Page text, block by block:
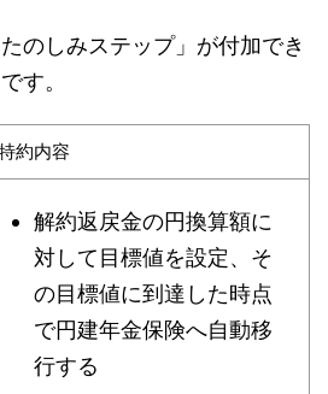
のしみステップ」が付加でき
す。
約内容
解約返戻金の円換算額に
対して目標値を設定、そ
の目標値に到達した時点
で円建年金保険へ自動移
行する